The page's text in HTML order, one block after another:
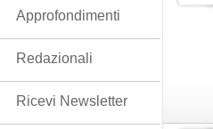
Approfondimenti
Redazionali
Ricevi Newsletter